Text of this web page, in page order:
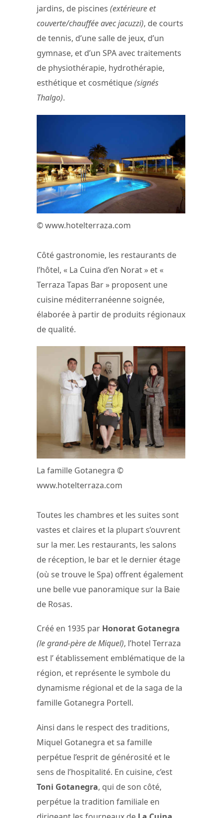
jardins, de piscines (extérieure et
couverte/chauffée avec jacuzzi), de courts
de tennis, d’une salle de jeux, d’un
gymnase, et d’un SPA avec traitements
de physiothérapie, hydrothérapie,
esthétique et cosmétique(signés
Thalgo).
© www.hotelterraza.com
Côté gastronomie, les restaurants de
l’hôtel, « La Cuina d’en Norat » et «
Terraza Tapas Bar » proposent une
cuisine méditerranéenne soignée,
élaborée à partir de produits régionaux
de qualité.
La famille Gotanegra ©
www.hotelterraza.com
Toutes les chambres et les suites sont
vastes et claires et la plupart s’ouvrent
sur la mer. Les restaurants, les salons
de réception, le bar et le dernier étage
(où se trouve le Spa) offrent également
une belle vue panoramique sur la Baie
de Rosas.
Créé en 1935 par Honorat Gotanegra
(le grand-père de Miquel), l’hotel Terraza
est l’ établissement emblématique de la
région, et représente le symbole du
dynamisme régional et de la saga de la
famille Gotanegra Portell.
Ainsi dans le respect des traditions,
Miquel Gotanegra et sa famille
perpétue l’esprit de générosité et le
sens de l’hospitalité. En cuisine, c’est
Toni Gotanegra, qui de son côté,
perpétue la tradition familiale en